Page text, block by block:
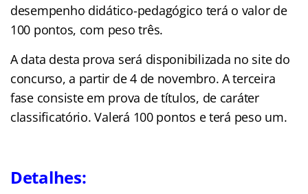
desempenho didático-pedagógico terá o valor de
100 pontos, com peso três.
A data desta prova será disponibilizada no site do
concurso, a partir de 4 de novembro. A terceira
fase consiste em prova de títulos, de caráter
classificatório. Valerá 100 pontos e terá peso um.
Detalhes: